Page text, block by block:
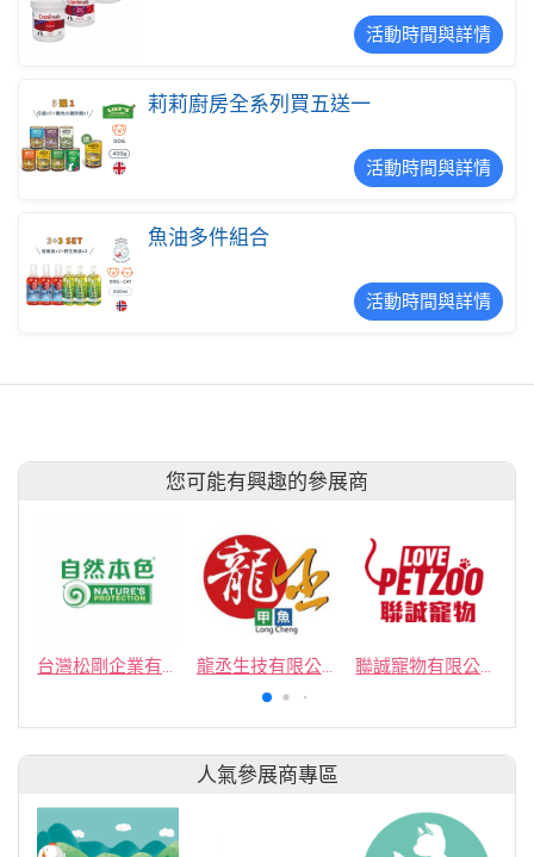
活動時間與詳情
莉莉廚房全系列買五送一
活動時間與詳情
魚油多件組合
活動時間與詳情
您可能有興趣的參展商
台灣松剛企業有限公司(瑪丁實業有限公司) 龍丞生技有限公司 聯誠寵物有限公司
人氣參展商專區